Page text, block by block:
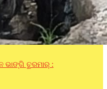
ଚୁରମାର୍ :